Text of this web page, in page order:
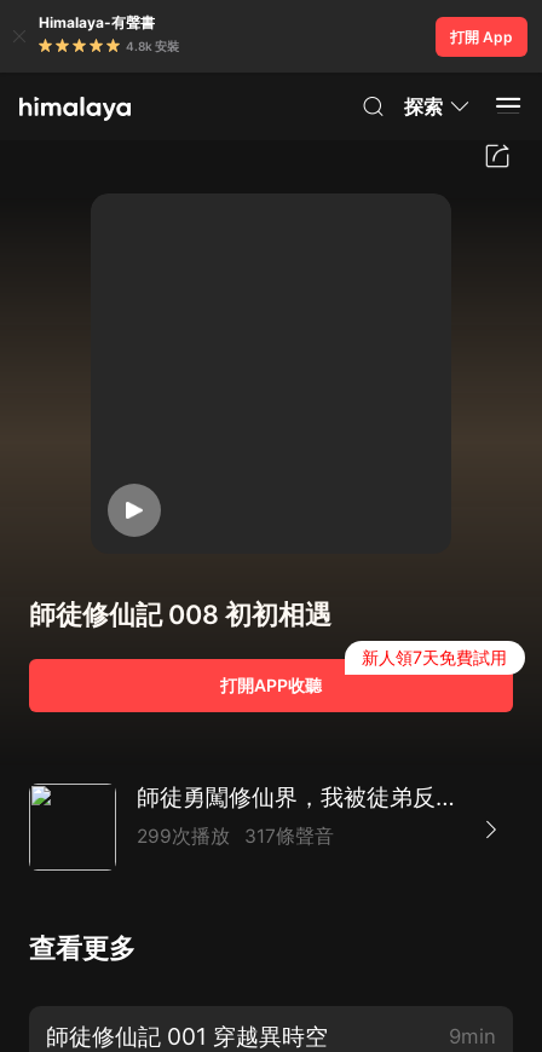
Himalaya-有聲書
4.8k 安裝
打開 App
探索
師徒修仙記 008 初初相遇
打開APP收聽
新人領7天免費試用
師徒勇闖修仙界，我被徒弟反撩了丨純愛雙男主丨甜寵養成系丨多播穿越劇
299次播放 317條聲音
查看更多
師徒修仙記 001 穿越異時空 9min